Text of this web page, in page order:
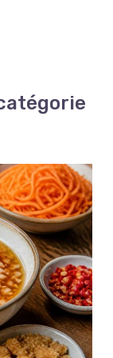
casse
une
Toutes
et
à leur
de 40
à
nouilles
pho,
en brun
de
votre
Grâce à
ou
son
plus
moins
✅
元
d'or
La
des
est
au
la
de
les
et
【Motif
Les
de
lorsque
un motif
de se
une